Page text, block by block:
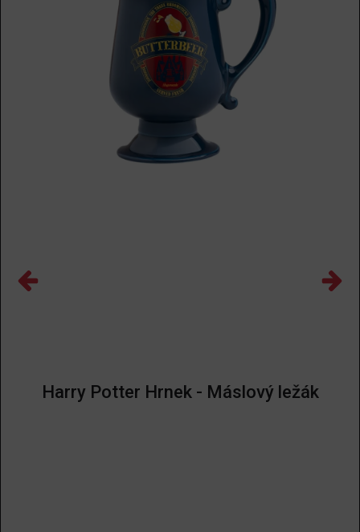
Harry Potter Hrnek - Máslový ležák